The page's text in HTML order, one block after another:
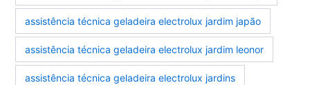
assistência técnica geladeira electrolux jardim japão
assistência técnica geladeira electrolux jardim leonor
assistência técnica geladeira electrolux jardins